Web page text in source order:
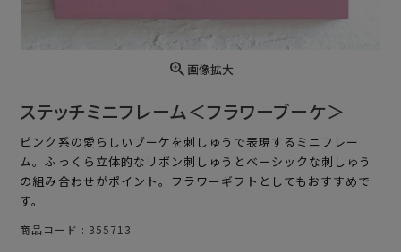
画像拡大
ステッチミニフレーム＜フラワーブーケ＞
ピンク系の愛らしいブーケを刺しゅうで表現するミニフレー
ム。ふっくら立体的なリボン刺しゅうとベーシックな刺しゅう
の組み合わせがポイント。フラワーギフトとしてもおすすめで
す。
商品コード 355713